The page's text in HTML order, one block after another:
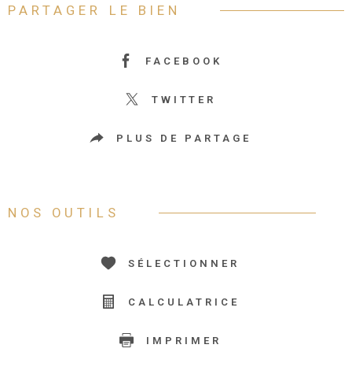
PARTAGER LE BIEN
FACEBOOK
TWITTER
PLUS DE PARTAGE
NOS OUTILS
SÉLECTIONNER
CALCULATRICE
IMPRIMER